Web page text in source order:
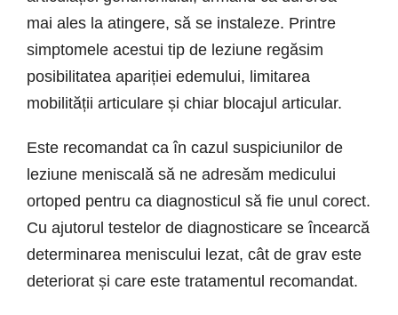
mai ales la atingere, să se instaleze. Printre
simptomele acestui tip de leziune regăsim
posibilitatea apariției edemului, limitarea
mobilității articulare și chiar blocajul articular.
Este recomandat ca în cazul suspiciunilor de
leziune meniscală să ne adresăm medicului
ortoped pentru ca diagnosticul să fie unul corect.
Cu ajutorul testelor de diagnosticare se încearcă
determinarea meniscului lezat, cât de grav este
deteriorat și care este tratamentul recomandat.